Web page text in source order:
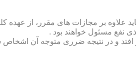
بر مجازات های مقرر، از عهده
نفع مسئول خواهند بود .
افتد و در نتیجه ضرری متوجه آن اشخاص